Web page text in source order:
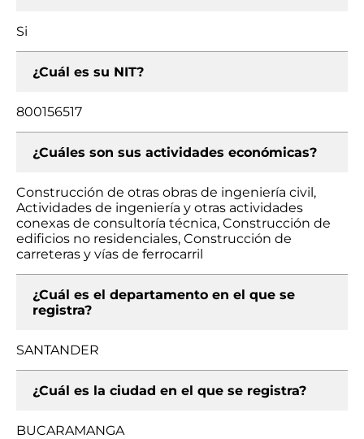
Si
¿Cuál es su NIT?
800156517
¿Cuáles son sus actividades económicas?
Construcción de otras obras de ingeniería civil,
Actividades de ingeniería y otras actividades
conexas de consultoría técnica, Construcción de
edificios no residenciales, Construcción de
carreteras y vías de ferrocarril
¿Cuál es el departamento en el que se
registra?
SANTANDER
¿Cuál es la ciudad en el que se registra?
BUCARAMANGA